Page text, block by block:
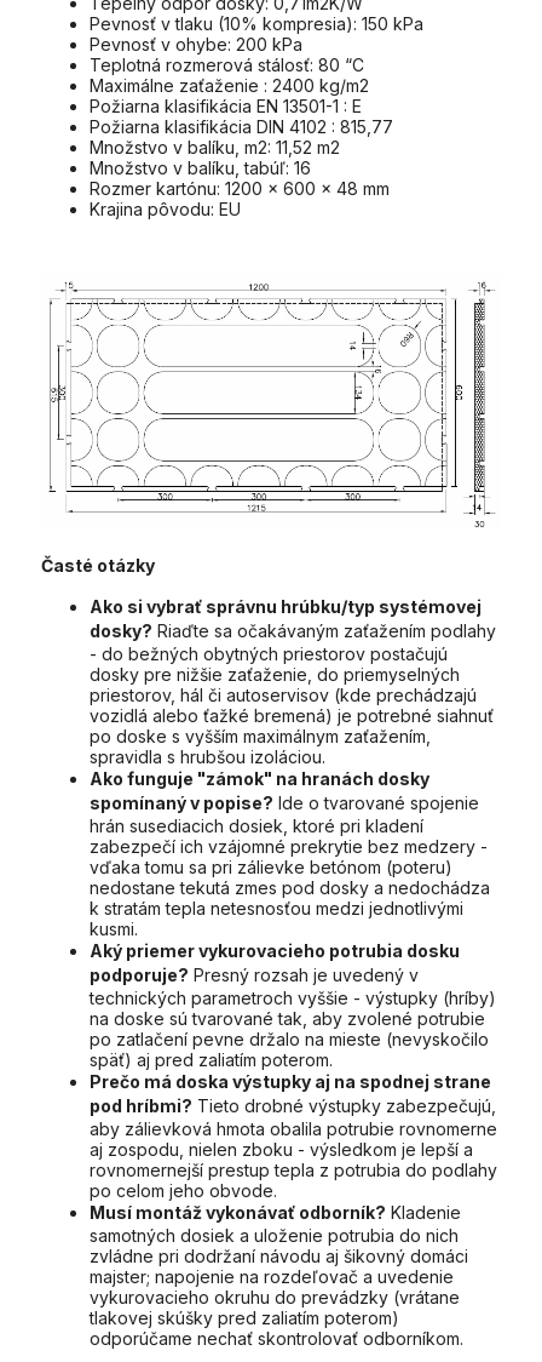
Pevnosť v tlaku (10% kompresia): 150 kPa
Pevnosť v ohybe: 200 kPa
Teplotná rozmerová stálosť: 80 “C
Maximálne zaťaženie : 2400 kg/m2
Požiarna klasifikácia EN 13501-1 : E
Požiarna klasifikácia DIN 4102 : 815,77
Množstvo v balíku, m2: 11,52 m2
Množstvo v balíku, tabúľ: 16
Rozmer kartónu: 1200 x 600 x 48 mm
Krajina pôvodu: EU
Časté otázky
Ako si vybrať správnu hrúbku/typ systémovej
dosky? Riaďte sa očakávaným zaťažením podlahy
- do bežných obytných priestorov postačujú
dosky pre nižšie zaťaženie, do priemyselných
priestorov, hál či autoservisov (kde prechádzajú
vozidlá alebo ťažké bremená) je potrebné siahnuť
po doske s vyšším maximálnym zaťažením,
spravidla s hrubšou izoláciou.
Ako funguje "zámok" na hranách dosky
spomínaný v popise? Ide o tvarované spojenie
hrán susediacich dosiek, ktoré pri kladení
zabezpečí ich vzájomné prekrytie bez medzery -
vďaka tomu sa pri zálievke betónom (poteru)
nedostane tekutá zmes pod dosky a nedochádza
k stratám tepla netesnosťou medzi jednotlivými
kusmi.
Aký priemer vykurovacieho potrubia dosku
podporuje? Presný rozsah je uvedený v
technických parametroch vyššie - výstupky (hríby)
na doske sú tvarované tak, aby zvolené potrubie
po zatlačení pevne držalo na mieste (nevyskočilo
späť) aj pred zaliatím poterom.
Prečo má doska výstupky aj na spodnej strane
pod hríbmi? Tieto drobné výstupky zabezpečujú,
aby zálievková hmota obalila potrubie rovnomerne
aj zospodu, nielen zboku - výsledkom je lepší a
rovnomernejší prestup tepla z potrubia do podlahy
po celom jeho obvode.
Musí montáž vykonávať odborník? Kladenie
samotných dosiek a uloženie potrubia do nich
zvládne pri dodržaní návodu aj šikovný domáci
majster; napojenie na rozdeľovač a uvedenie
vykurovacieho okruhu do prevádzky (vrátane
tlakovej skúšky pred zaliatím poterom)
odporúčame nechať skontrolovať odborníkom.